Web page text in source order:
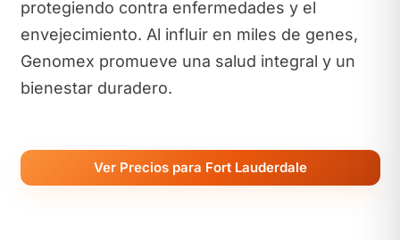
protegiendo contra enfermedades y el
envejecimiento. Al influir en miles de genes,
Genomex promueve una salud integral y un
bienestar duradero.
Ver Precios para Fort Lauderdale